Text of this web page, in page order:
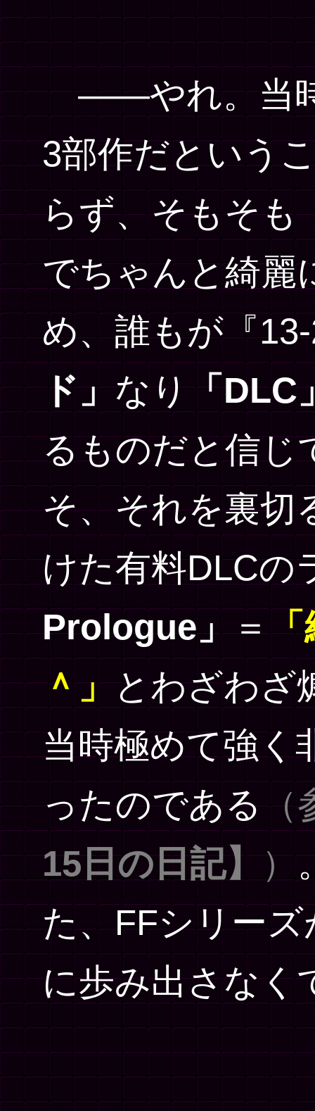
――やれ。当時
3部作だという
らず、そもそも
でちゃんと綺麗
め、誰もが『
ド」なり「DLC
るものだと信じ
そ、それを裏切
けた有料DLCの
Prologue」＝「
＾」とわざわざ
当時極めて強く
ったのである（
15日の日記】）
た、FFシリー
に歩み出さな